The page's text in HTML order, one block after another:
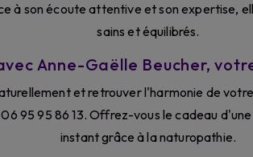
à son écoute attentive et son expertise,
sains et équilibrés.
Anne-Gaëlle Beucher,
et retrouver l'harmonie de
95 95 86 13. Offrez-vous le cadeau
instant grâce à la naturopathie.